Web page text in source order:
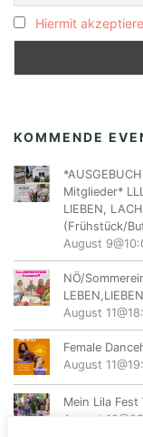
Hiermit
KOMMENDE
Mitglieder*
LIEBEN,
(Frühstück/
August
NÖ/
August
Female
August
Mein Lila Fest
August